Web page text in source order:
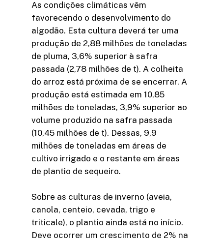
As condições climáticas vêm
favorecendo o desenvolvimento do
algodão. Esta cultura deverá ter uma
produção de 2,88 milhões de toneladas
de pluma, 3,6% superior à safra
passada (2,78 milhões de t). A colheita
do arroz está próxima de se encerrar. A
produção está estimada em 10,85
milhões de toneladas, 3,9% superior ao
volume produzido na safra passada
(10,45 milhões de t). Dessas, 9,9
milhões de toneladas em áreas de
cultivo irrigado e o restante em áreas
de plantio de sequeiro.
Sobre as culturas de inverno (aveia,
canola, centeio, cevada, trigo e
triticale), o plantio ainda está no início.
Deve ocorrer um crescimento de 2% na